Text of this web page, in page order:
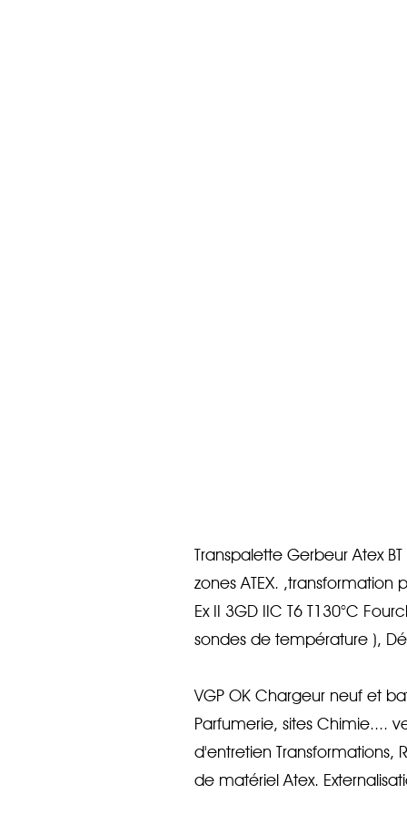
Transpalette Gerbeur Atex
zones ATEX. ,transformation
Ex II 3GD IIC T6 T130°C
sondes de température ),
VGP OK Chargeur neuf et
Parfumerie, sites Chimie....
d'entretien Transformations,
de matériel Atex.